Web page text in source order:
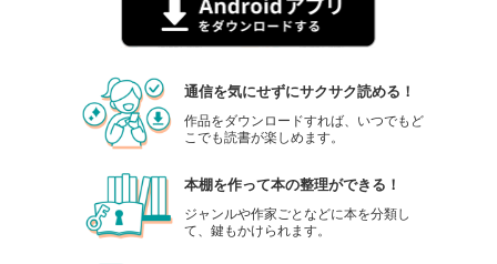
通信を気にせずにサクサク読める！
作品をダウンロードすれば、いつでもど
こでも読書が楽しめます。
本棚を作って本の整理ができる！
ジャンルや作家ごとなどに本を分類し
て、鍵もかけられます。